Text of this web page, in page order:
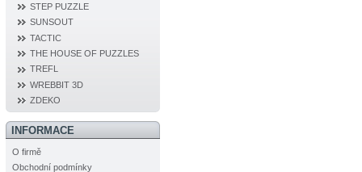
STEP PUZZLE
SUNSOUT
TACTIC
THE HOUSE OF PUZZLES
TREFL
WREBBIT 3D
ZDEKO
INFORMACE
O firmě
Obchodní podmínky